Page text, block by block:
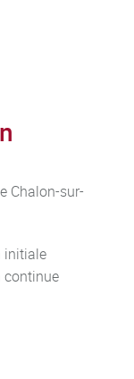
Chalon-sur-
initiale
continue